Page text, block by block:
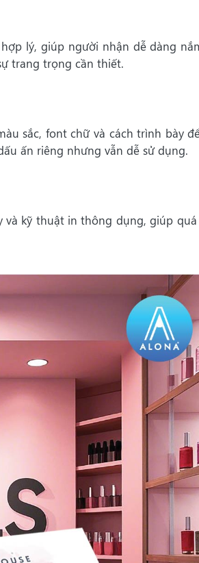
lý, giúp người nhận dễ dàng
trang trọng cần thiết.
sắc, font chữ và cách trình bày
ấn riêng nhưng vẫn dễ sử dụng.
và kỹ thuật in thông dụng, giúp